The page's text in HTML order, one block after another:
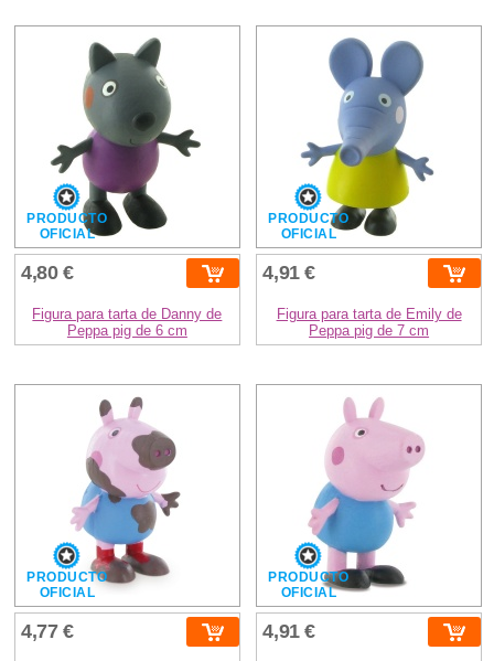
PRODUCTO
OFICIAL
4,80 €
Figura para tarta de Danny de
Peppa pig de 6 cm
PRODUCTO
OFICIAL
4,91 €
Figura para tarta de Emily de
Peppa pig de 7 cm
PRODUCTO
OFICIAL
4,77 €
PRODUCTO
OFICIAL
4,91 €